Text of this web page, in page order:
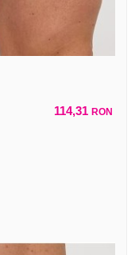
114,31 RON